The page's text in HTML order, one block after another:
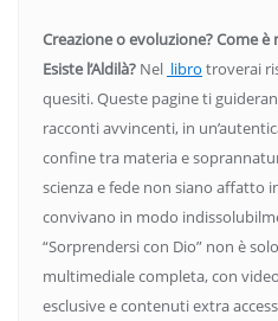
Creazione o evoluzione? Come è
Esiste l’Aldilà? Nel libro troverai
quesiti. Queste pagine ti
racconti avvincenti, in
confine tra materia e
scienza e fede non siano affatto
convivano in modo
“Sorprendersi con Dio” non è
multimediale completa, con
esclusive e contenuti extra